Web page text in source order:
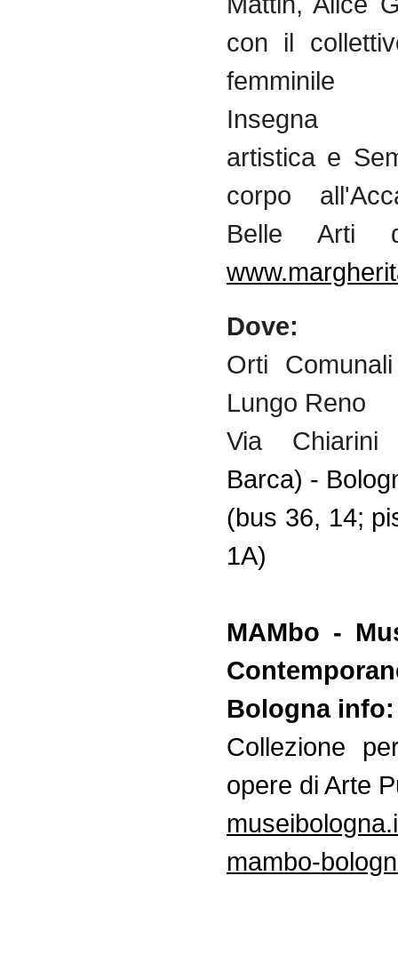
con il
femminile
Insegna
artistica e
corpo
Belle Arti
Dove:
Orti
Lungo Reno
Via Chiarini
Barca) -
(bus 36, 14;
1A)
MAMbo -
Bologna info:
Collezione
opere di Arte
mambo-